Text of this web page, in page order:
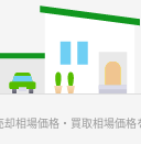
相場価格・買取相場価格